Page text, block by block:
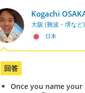
Kogachi
大阪 (難波・堺な
日本
回答
Once you name